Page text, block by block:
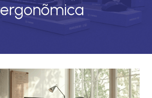
ergonõmica